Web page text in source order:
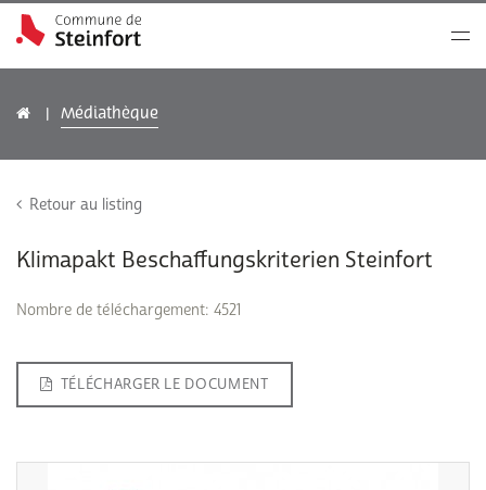
Médiathèque
Retour au listing
Klimapakt Beschaffungskriterien Steinfort
Nombre de téléchargement: 4521
TÉLÉCHARGER LE DOCUMENT